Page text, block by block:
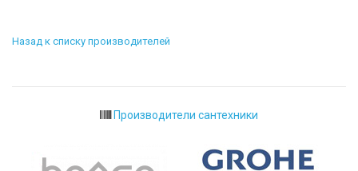
Назад к списку производителей
Производители сантехники